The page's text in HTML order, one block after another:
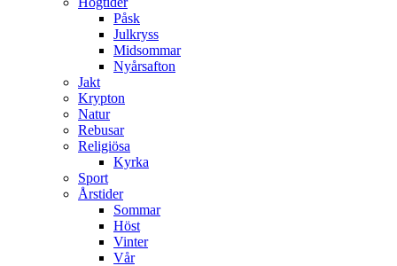
Påsk
Julkryss
Midsommar
Nyårsafton
Jakt
Krypton
Natur
Rebusar
Religiösa
Kyrka
Sport
Årstider
Sommar
Höst
Vinter
Vår